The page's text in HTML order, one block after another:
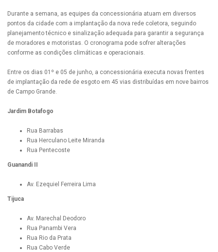
Durante a semana, as equipes da concessionária atuam em diversos
pontos da cidade com a implantação da nova rede coletora, seguindo
planejamento técnico e sinalização adequada para garantir a segurança
de moradores e motoristas. O cronograma pode sofrer alterações
conforme as condições climáticas e operacionais.
Entre os dias 01º e 05 de junho, a concessionária executa novas frentes
de implantação da rede de esgoto em 45 vias distribuídas em nove bairros
de Campo Grande.
Jardim Botafogo
Rua Barrabas
Rua Herculano Leite Miranda
Rua Pentecoste
Guanandi II
Av. Ezequiel Ferreira Lima
Tijuca
Av. Marechal Deodoro
Rua Panambi Vera
Rua Rio da Prata
Rua Cabo Verde